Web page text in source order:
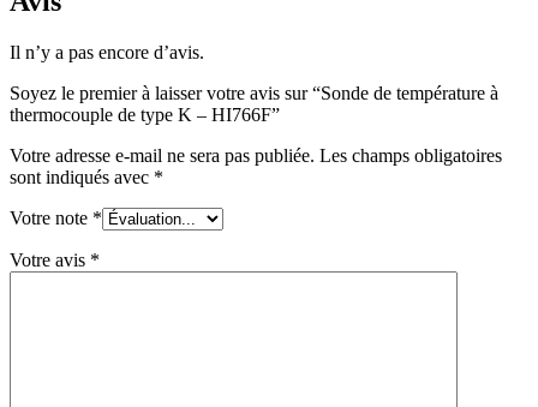
Il n’y a pas encore d’avis.
Soyez le premier à laisser votre avis sur “Sonde de température à
thermocouple de type K – HI766F”
Votre adresse e-mail ne sera pas publiée. Les champs obligatoires
sont indiqués avec *
Votre note *
Votre avis *